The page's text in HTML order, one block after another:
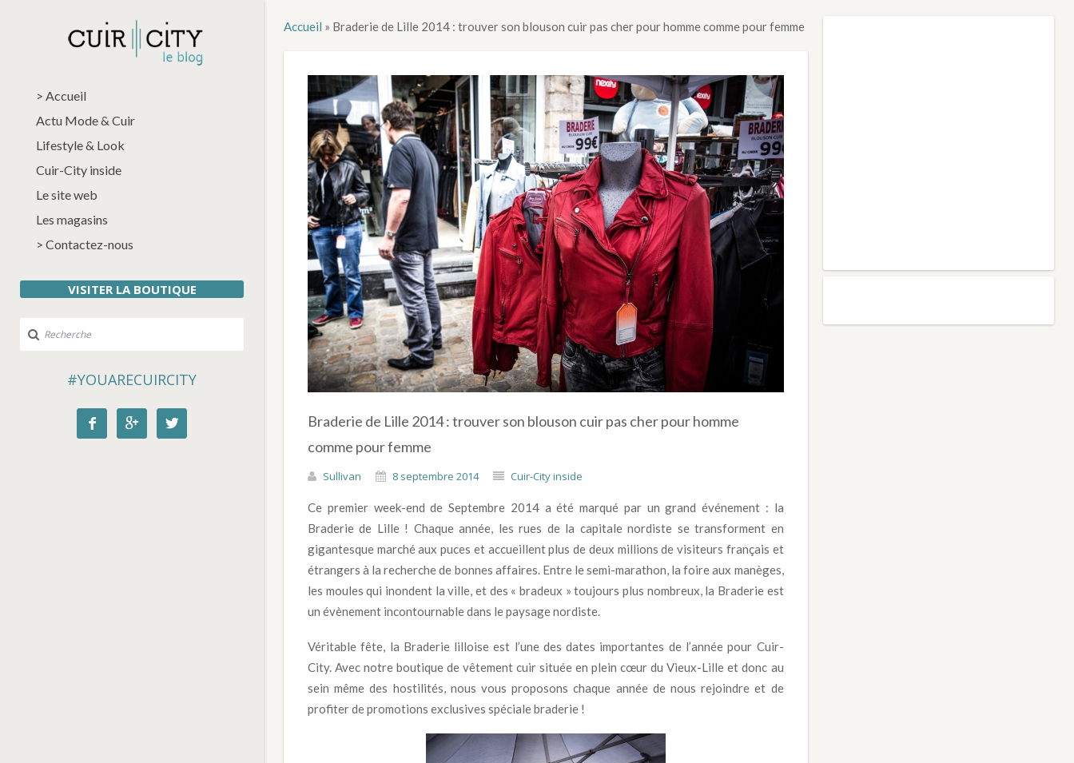
> Accueil
Actu Mode & Cuir
Lifestyle & Look
Cuir-City inside
Le site web
Les magasins
> Contactez-nous
VISITER LA BOUTIQUE
#YOUARECUIRCITY
  
Accueil » Braderie de Lille 2014 : trouver son blouson cuir pas cher pour homme comme pour femme
Braderie de Lille 2014 : trouver son blouson cuir pas cher pour homme
comme pour femme
Sullivan 8 septembre 2014 Cuir-City inside
Ce premier week-end de Septembre 2014 a été marqué par un grand événement : la
Braderie de Lille ! Chaque année, les rues de la capitale nordiste se transforment en
gigantesque marché aux puces et accueillent plus de deux millions de visiteurs français et
étrangers à la recherche de bonnes affaires. Entre le semi-marathon, la foire aux manèges,
les moules qui inondent la ville, et des « bradeux » toujours plus nombreux, la Braderie est
un évènement incontournable dans le paysage nordiste.
Véritable fête, la Braderie lilloise est l’une des dates importantes de l’année pour Cuir-
City. Avec notre boutique de vêtement cuir située en plein cœur du Vieux-Lille et donc au
sein même des hostilités, nous vous proposons chaque année de nous rejoindre et de
profiter de promotions exclusives spéciale braderie !